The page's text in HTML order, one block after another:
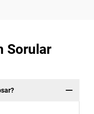
Sorular